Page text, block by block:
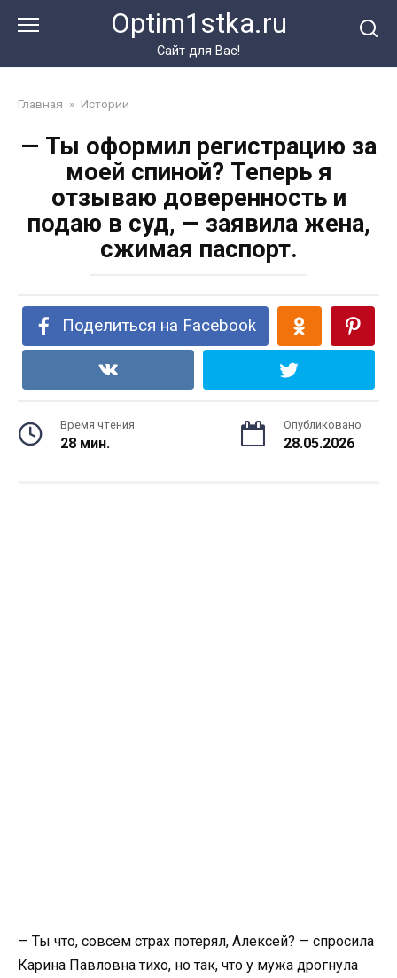
Optim1stka.ru
Сайт для Вас!
Главная » Истории
— Ты оформил регистрацию за
моей спиной? Теперь я
отзываю доверенность и
подаю в суд, — заявила жена,
сжимая паспорт.
Поделиться на Facebook
Время чтения
28 мин.
Опубликовано
28.05.2026
— Ты что, совсем страх потерял, Алексей? — спросила
Карина Павловна тихо, но так, что у мужа дрогнула